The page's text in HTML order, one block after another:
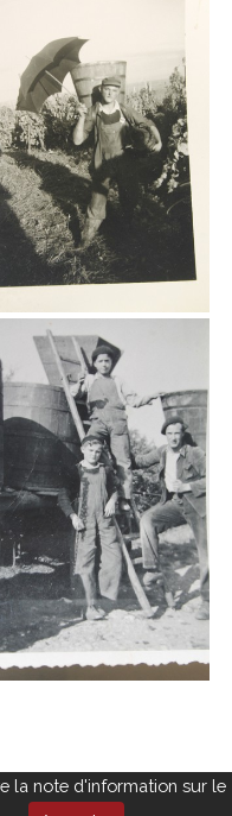
la note d'information sur le